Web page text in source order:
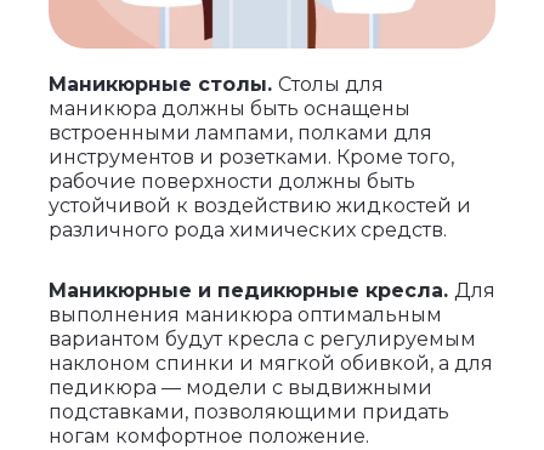
Маникюрные столы. Столы для
маникюра должны быть оснащены
встроенными лампами, полками для
инструментов и розетками. Кроме того,
рабочие поверхности должны быть
устойчивой к воздействию жидкостей и
различного рода химических средств.
Маникюрные и педикюрные кресла. Для
выполнения маникюра оптимальным
вариантом будут кресла с регулируемым
наклоном спинки и мягкой обивкой, а для
педикюра — модели с выдвижными
подставками, позволяющими придать
ногам комфортное положение.